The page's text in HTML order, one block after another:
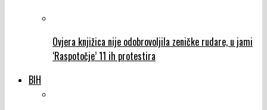
Ovjera knjižica nije odobrovoljila zeničke rudare, u jami
‘Raspotočje’ 11 ih protestira
BIH